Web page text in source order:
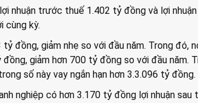
nhuận trước thuế 1.402 tỷ đồng và lợi
cùng kỳ.
đồng, giảm nhẹ so với đầu năm. Trong đó,
giảm hơn 700 tỷ đồng so với đầu năm.
số này vay ngắn hạn hơn 3.3.096 tỷ đồng.
nghiệp có hơn 3.170 tỷ đồng lợi nhuận sau